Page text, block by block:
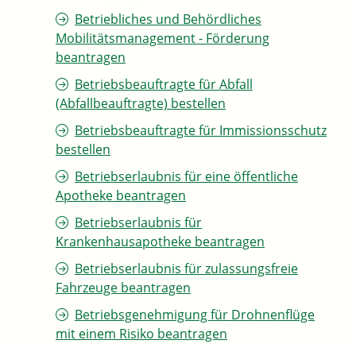
Betriebliches und Behördliches
Mobilitätsmanagement - Förderung
beantragen
Betriebsbeauftragte für Abfall
(Abfallbeauftragte) bestellen
Betriebsbeauftragte für Immissionsschutz
bestellen
Betriebserlaubnis für eine öffentliche
Apotheke beantragen
Betriebserlaubnis für
Krankenhausapotheke beantragen
Betriebserlaubnis für zulassungsfreie
Fahrzeuge beantragen
Betriebsgenehmigung für Drohnenflüge
mit einem Risiko beantragen